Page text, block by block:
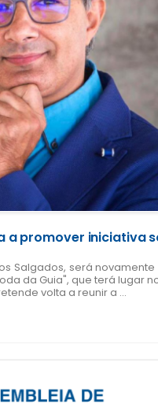
a promover iniciativa
Salgados, será
da Guia", que terá lugar
volta a reunir a ...